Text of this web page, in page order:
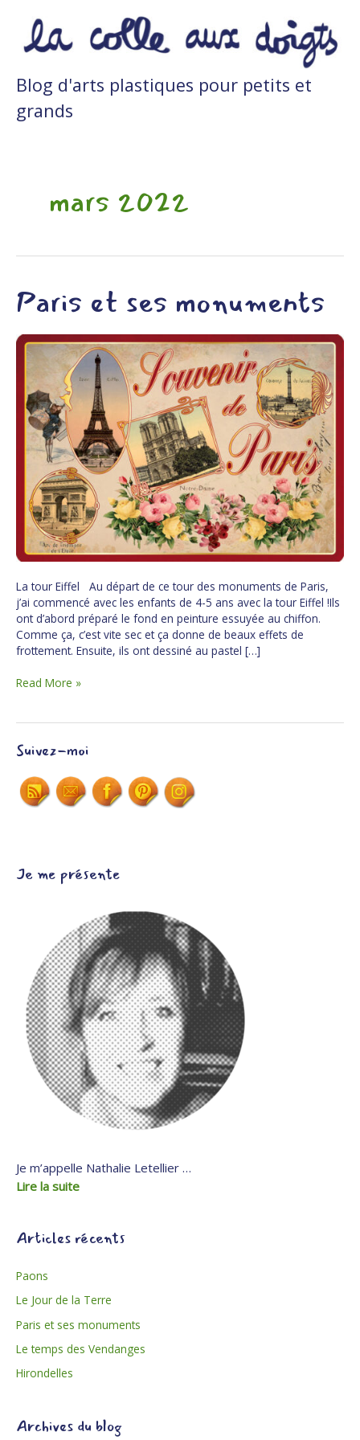
contenu
Blog d'arts plastiques pour petits et
grands
mars 2022
Paris et ses monuments
La tour Eiffel Au départ de ce tour des monuments de Paris,
j’ai commencé avec les enfants de 4-5 ans avec la tour Eiffel !Ils
ont d’abord préparé le fond en peinture essuyée au chiffon.
Comme ça, c’est vite sec et ça donne de beaux effets de
frottement. Ensuite, ils ont dessiné au pastel […]
Paris
et
monuments
Read More »
Suivez-moi
Je me présente
Je m’appelle Nathalie Letellier …
Lire la suite
Articles récents
Paons
Le Jour de la Terre
Paris et ses monuments
Le temps des Vendanges
Hirondelles
Archives du blog